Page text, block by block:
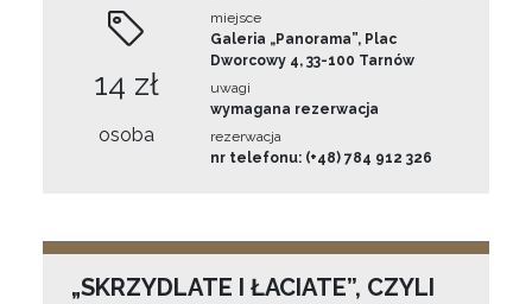
14 zł
osoba
miejsce
Galeria „Panorama”, Plac
Dworcowy 4, 33-100 Tarnów
uwagi
wymagana rezerwacja
rezerwacja
nr telefonu: (+48) 784 912 326
„SKRZYDLATE I ŁACIATE”, CZYLI